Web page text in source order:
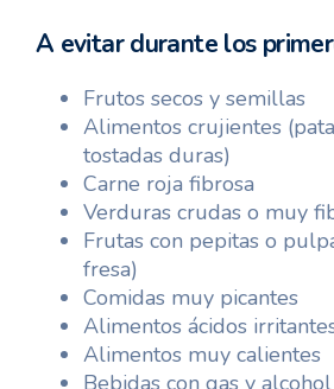
A evitar durante los
Frutos secos y semillas
Alimentos crujientes
tostadas duras)
Carne roja fibrosa
Verduras crudas o muy
Frutas con pepitas o
fresa)
Comidas muy picantes
Alimentos ácidos
Alimentos muy calientes
Bebidas con gas y alcohol